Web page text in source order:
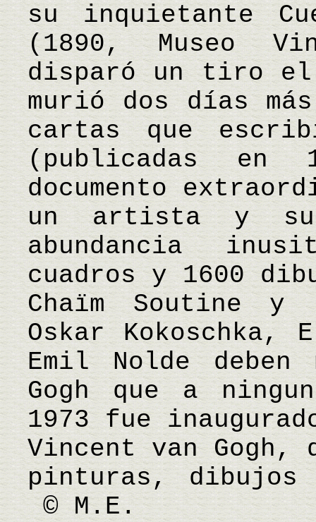
su inquietante
(1890, Museo
disparó un tiro
murió dos días
cartas que
(publicadas en
documento
un artista y su
abundancia
cuadros y 1600
Chaïm Soutine y
Oskar Kokoschka,
Emil Nolde
Gogh que a
1973 fue
Vincent van Gogh,
pinturas,
© M.E.